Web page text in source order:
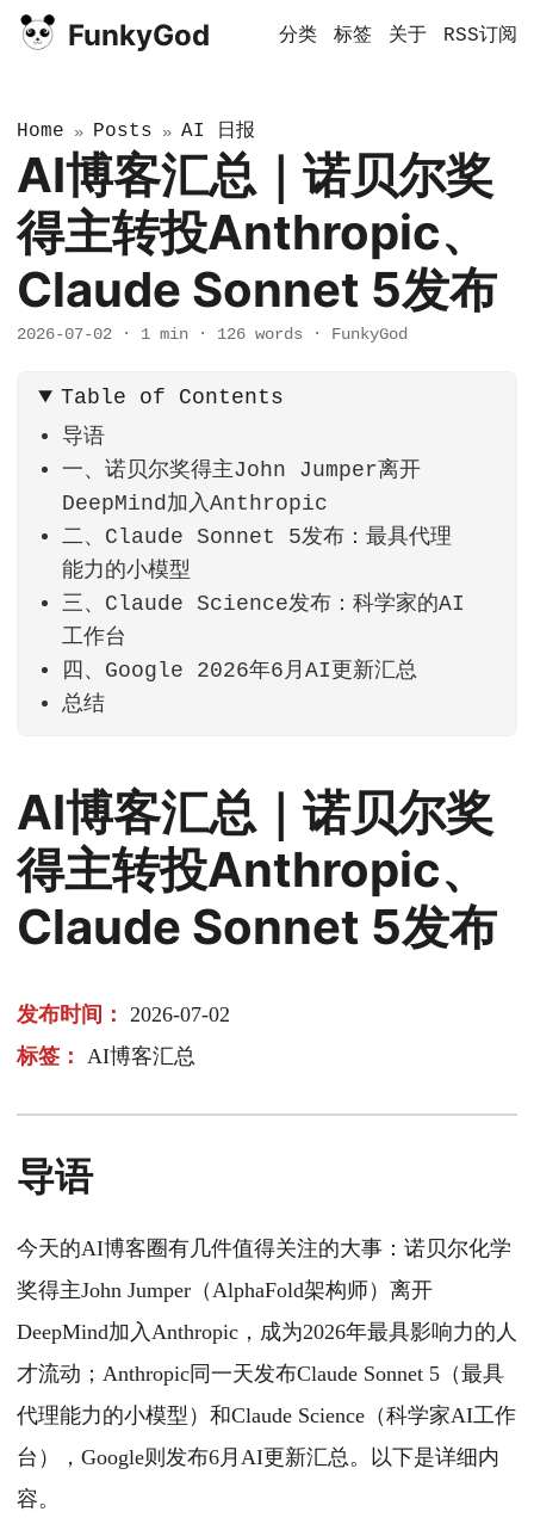
FunkyGod 分类 标签 关于 RSS订阅
Home » Posts » AI 日报
AI博客汇总｜诺贝尔奖
得主转投Anthropic、
Claude Sonnet 5发布
2026-07-02 · 1 min · 126 words · FunkyGod
Table of Contents
导语
一、诺贝尔奖得主John Jumper离开
DeepMind加入Anthropic
二、Claude Sonnet 5发布：最具代理
能力的小模型
三、Claude Science发布：科学家的AI
工作台
四、Google 2026年6月AI更新汇总
总结
AI博客汇总｜诺贝尔奖
得主转投Anthropic、
Claude Sonnet 5发布
发布时间： 2026-07-02
标签： AI博客汇总
导语
今天的AI博客圈有几件值得关注的大事：诺贝尔化学
奖得主John Jumper（AlphaFold架构师）离开
DeepMind加入Anthropic，成为2026年最具影响力的人
才流动；Anthropic同一天发布Claude Sonnet 5（最具
代理能力的小模型）和Claude Science（科学家AI工作
台），Google则发布6月AI更新汇总。以下是详细内
容。